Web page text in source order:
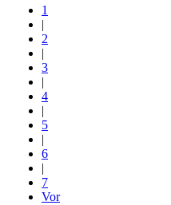
1
|
2
|
3
|
4
|
5
|
6
|
7
Vor